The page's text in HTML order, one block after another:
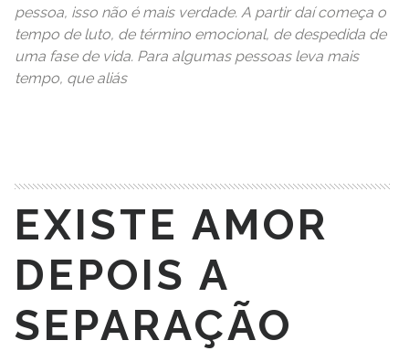
pessoa, isso não é mais verdade. A partir daí começa o
tempo de luto, de término emocional, de despedida de
uma fase de vida. Para algumas pessoas leva mais
tempo, que aliás
EXISTE AMOR
DEPOIS A
SEPARAÇÃO